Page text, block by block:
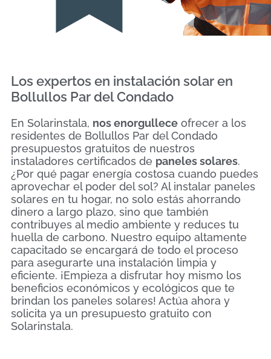
Los expertos en instalación solar en
Bollullos Par del Condado
En Solarinstala, nos enorgullece ofrecer a los
residentes de Bollullos Par del Condado
presupuestos gratuitos de nuestros
instaladores certificados de paneles solares.
¿Por qué pagar energía costosa cuando puedes
aprovechar el poder del sol? Al instalar paneles
solares en tu hogar, no solo estás ahorrando
dinero a largo plazo, sino que también
contribuyes al medio ambiente y reduces tu
huella de carbono. Nuestro equipo altamente
capacitado se encargará de todo el proceso
para asegurarte una instalación limpia y
eficiente. ¡Empieza a disfrutar hoy mismo los
beneficios económicos y ecológicos que te
brindan los paneles solares! Actúa ahora y
solicita ya un presupuesto gratuito con
Solarinstala.